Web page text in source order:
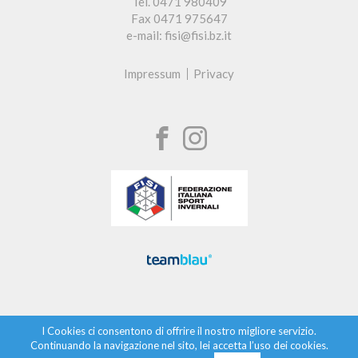
Fax 0471 975647
e-mail: fisi@fisi.bz.it
Impressum Privacy
I Cookies ci consentono di offrire il nostro migliore servizio.
Continuando la navigazione nel sito, lei accetta l’uso dei cookies.